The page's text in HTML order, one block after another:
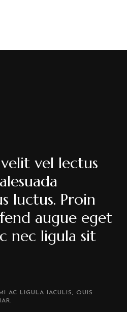
vel lectus
luctus. Proin
augue eget
nec ligula sit
AC LIGULA IACULIS, QUIS